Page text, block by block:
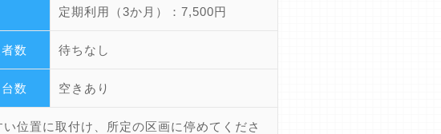
定期利用（3か月）：7,500円
数 待ちなし
数 空きあり
位置に取付け、所定の区画に停めてくださ